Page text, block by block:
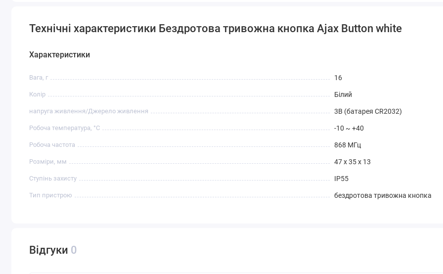
Технічні характеристики Бездротова тривожна кнопка Ajax Button white
Характеристики
Вага, г 16
Колір Білий
напруга живлення/Джерело живлення 3В (батарея CR2032)
Робоча температура, °C -10 ~ +40
Робоча частота 868 МГц
Розміри, мм 47 x 35 x 13
Ступінь захисту IP55
Тип пристрою бездротова тривожна кнопка
Відгуки 0